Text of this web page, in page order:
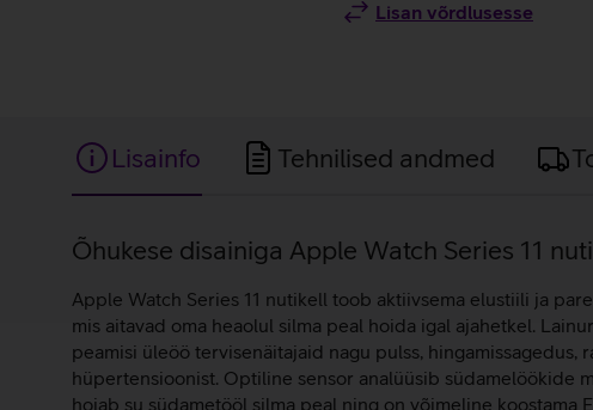
Lisan võrdlusesse
Lisainfo Tehnilised andmed
Lisainfo
Õhukese disainiga Apple Watch Series 11
Apple Watch Series 11 nutikell toob aktiivsema elustiili ja
mis aitavad oma heaolul silma peal hoida igal ajahetkel.
peamisi üleöö tervisenäitajaid nagu pulss,
hüpertensioonist. Optiline sensor analüüsib südamelöökide
hoiab su südametööl silma peal ning on võimeline koostama